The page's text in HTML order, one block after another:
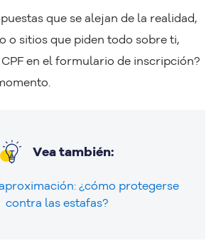
que se alejan de la realidad,
o sitios que piden todo sobre ti,
en el formulario de inscripción?
Vea también:
¿cómo protegerse
contra las estafas?